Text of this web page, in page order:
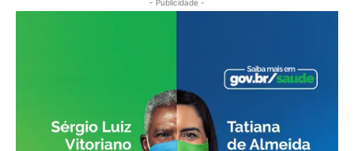
- Publicidade -